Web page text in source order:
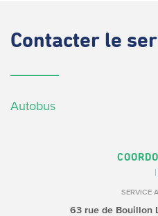
Contacter le
Autobus
SERVICE
63 rue de Bouillon